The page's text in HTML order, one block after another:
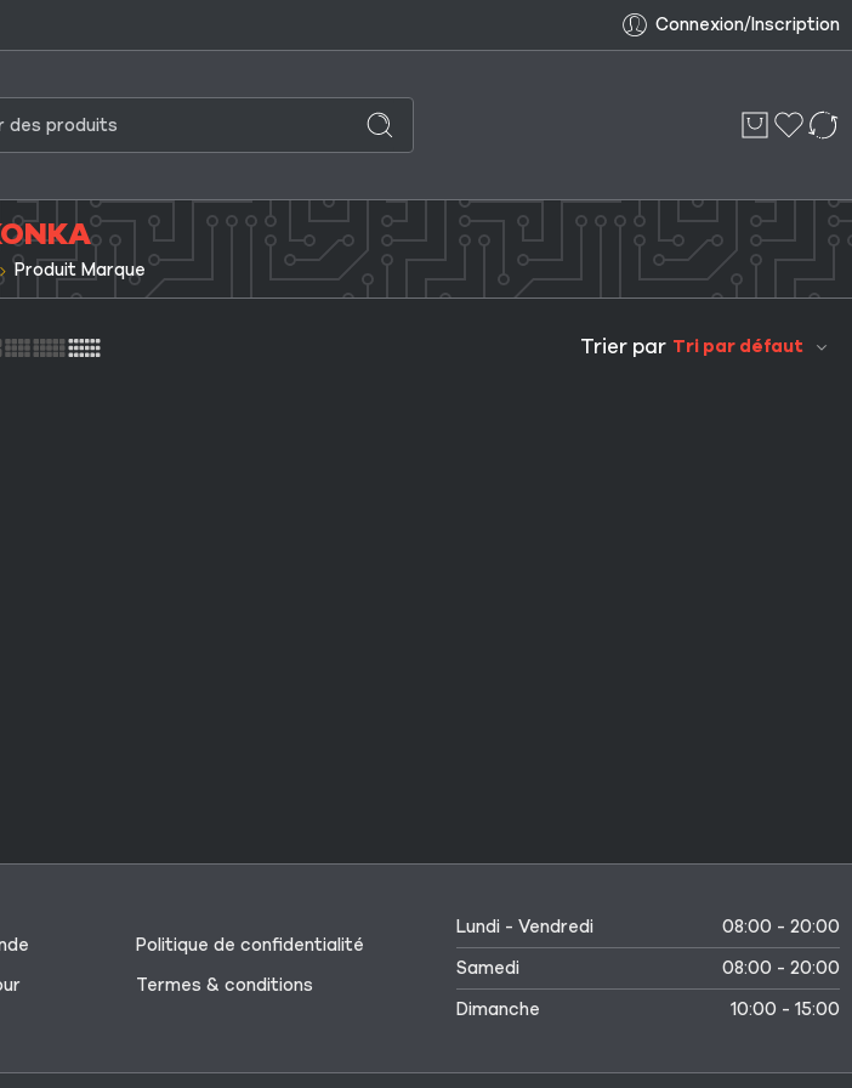
Connexion/Inscription
Produit Marque
Trier par Tri par défaut
Politique de confidentialité
Termes & conditions
Lundi - Vendredi
08:00 - 20:00
Samedi
08:00 - 20:00
Dimanche
10:00 - 15:00